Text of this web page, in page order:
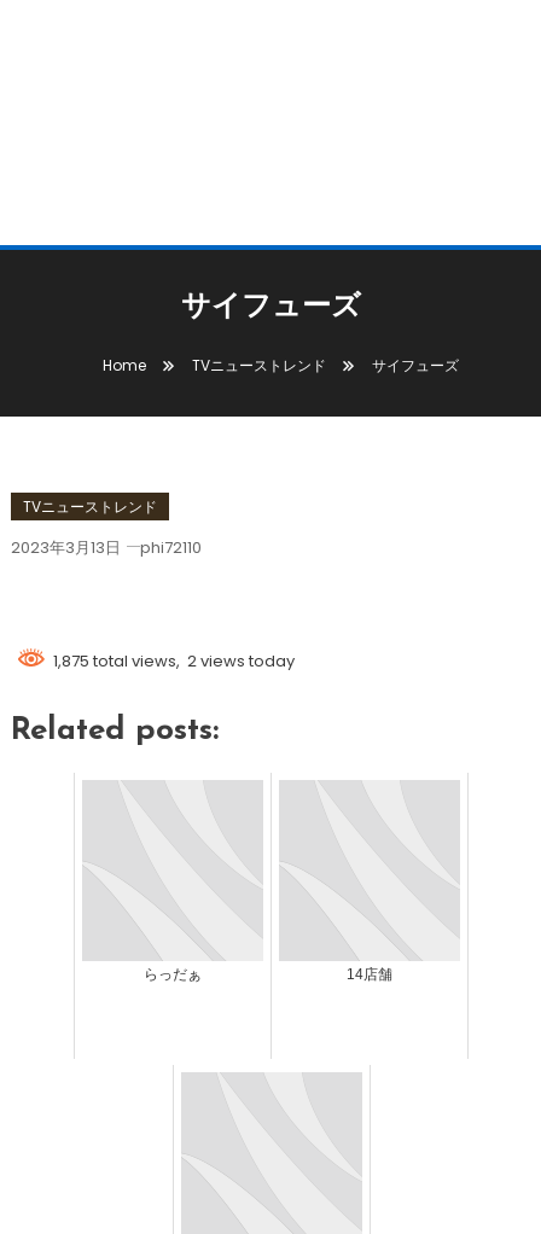
サイフューズ
Home TVニューストレンド サイフューズ
TVニューストレンド
2023年3月13日 phi72110
1,875 total views, 2 views today
Related posts:
らっだぁ 14店舗